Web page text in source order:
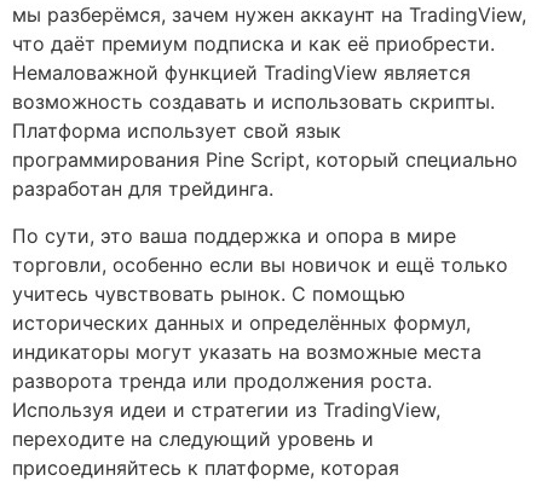
мы разберёмся, зачем нужен аккаунт на TradingView,
что даёт премиум подписка и как её приобрести.
Немаловажной функцией TradingView является
возможность создавать и использовать скрипты.
Платформа использует свой язык
программирования Pine Script, который специально
разработан для трейдинга.
По сути, это ваша поддержка и опора в мире
торговли, особенно если вы новичок и ещё только
учитесь чувствовать рынок. С помощью
исторических данных и определённых формул,
индикаторы могут указать на возможные места
разворота тренда или продолжения роста.
Используя идеи и стратегии из TradingView,
переходите на следующий уровень и
присоединяйтесь к платформе, которая